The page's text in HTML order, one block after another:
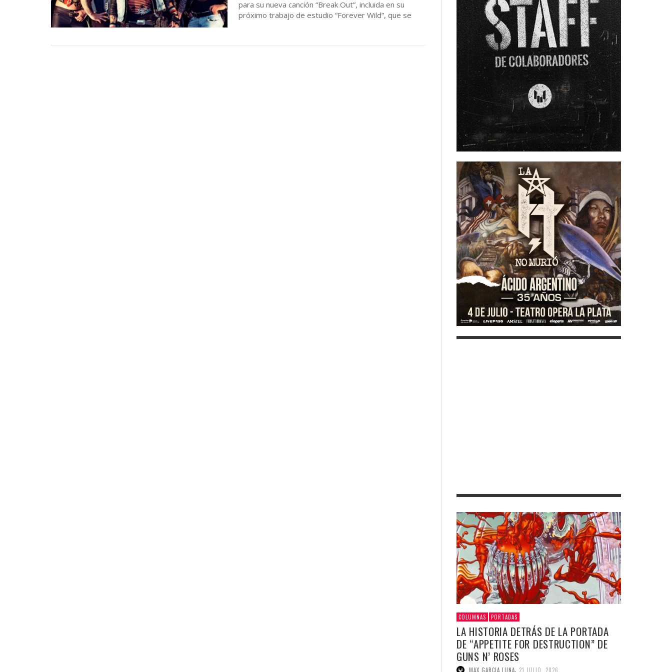
para su nueva canción “Break Out”, incluida en su
próximo trabajo de estudio “Forever Wild”, que se
COLUMNAS PORTADAS
LA HISTORIA DETRÁS DE LA PORTADA
DE “APPETITE FOR DESTRUCTION” DE
GUNS N’ ROSES
MAX GARCIA LUNA, 21 JULIO, 2026